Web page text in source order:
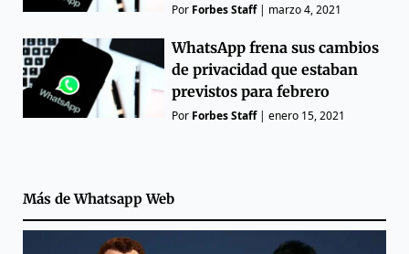
Por Forbes Staff| marzo 4, 2021
WhatsApp frena sus cambios
de privacidad que estaban
previstos para febrero
Por Forbes Staff|enero 15, 2021
Más deWhatsapp Web